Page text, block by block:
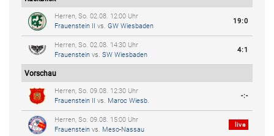
Herren, So. 02.08. 12:00 Uhr
Frauenstein II vs. GW Wiesbaden
19:0
Herren, So. 02.08. 14:30 Uhr
Frauenstein vs. SW Wiesbaden
4:1
Vorschau
Herren, So. 09.08. 12:30 Uhr
Frauenstein II vs. Maroc Wiesb.
-:-
Herren, So. 09.08. 15:00 Uhr
Frauenstein vs. Meso-Nassau
live